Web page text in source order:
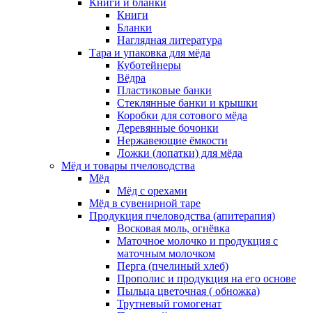
Книги и бланки
Книги
Бланки
Наглядная литература
Тара и упаковка для мёда
Куботейнеры
Вёдра
Пластиковые банки
Стеклянные банки и крышки
Коробки для сотового мёда
Деревянные бочонки
Нержавеющие ёмкости
Ложки (лопатки) для мёда
Мёд и товары пчеловодства
Мёд
Мёд с орехами
Мёд в сувенирной таре
Продукция пчеловодства (апитерапия)
Восковая моль, огнёвка
Маточное молочко и продукция с
маточным молочком
Перга (пчелиный хлеб)
Прополис и продукция на его основе
Пыльца цветочная ( обножка)
Трутневый гомогенат